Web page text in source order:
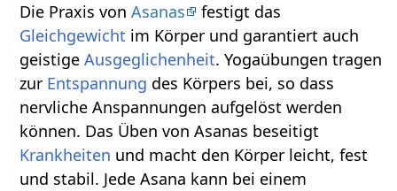
Die Praxis vonAsanas
festigt das
Gleichgewicht im Körper und garantiert auch
geistigeAusgeglichenheit. Yogaübungen tragen
zur Entspannung des Körpers bei, so dass
nervliche Anspannungen aufgelöst werden
können. Das Üben von Asanas beseitigt
Krankheiten und macht den Körper leicht, fest
und stabil. Jede Asana kann bei einem